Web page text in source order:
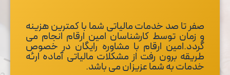
صفر تا صد خدمات مالیاتی شما با کمترین هزینه
و زمان توسط کارشناسان امین ارقام انجام می
گردد.امین ارقام با مشاوره رایگان در خصوص
طریقه برون رفت از مشکلات مالیاتی آماده ارئه
خدمات به شما عزیزان می باشد.